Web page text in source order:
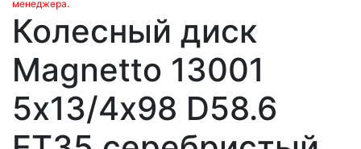
менеджера.
Колесный диск
Magnetto 13001
5х13/4х98 D58.6